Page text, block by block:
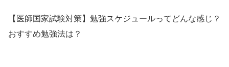
【医師国家試験対策】勉強スケジュールってどんな感じ？
おすすめ勉強法は？